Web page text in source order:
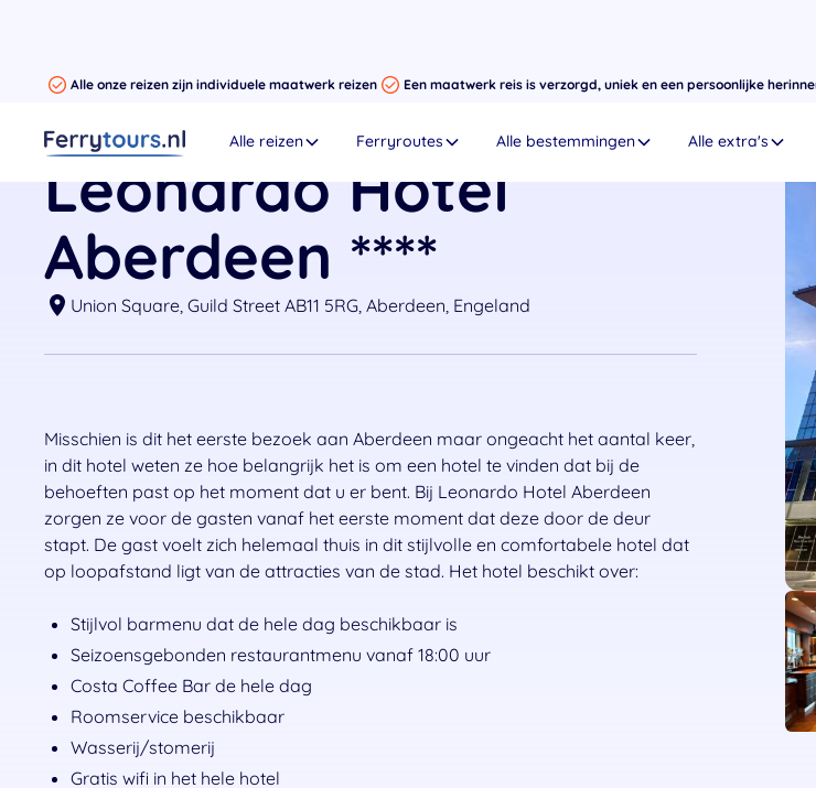
Alle onze reizen zijn individuele maatwerk reizen Een maatwerk reis is verzorgd, uniek en een persoonlijke
Alle reizen Ferryroutes Alle bestemmingen Alle extra's
Leonardo Hotel
Aberdeen ****
Union Square, Guild Street AB11 5RG, Aberdeen, Engeland
Misschien is dit het eerste bezoek aan Aberdeen maar ongeacht het aantal keer,
in dit hotel weten ze hoe belangrijk het is om een ​​hotel te vinden dat bij de
behoeften past op het moment dat u er bent. Bij Leonardo Hotel Aberdeen
zorgen ze voor de gasten vanaf het eerste moment dat deze door de deur
stapt. De gast voelt zich helemaal thuis in dit stijlvolle en comfortabele hotel dat
op loopafstand ligt van de attracties van de stad. Het hotel beschikt over:
Stijlvol barmenu dat de hele dag beschikbaar is
Seizoensgebonden restaurantmenu vanaf 18:00 uur
Costa Coffee Bar de hele dag
Roomservice beschikbaar
Wasserij/stomerij
Gratis wifi in het hele hotel